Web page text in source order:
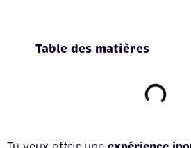
Table des matières